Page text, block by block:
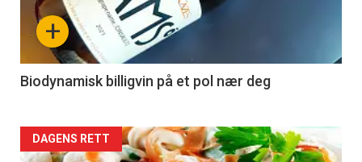
nå
4
+
Biodynamisk billigvin på et pol nær deg
Forsiden
DAGENS RETT